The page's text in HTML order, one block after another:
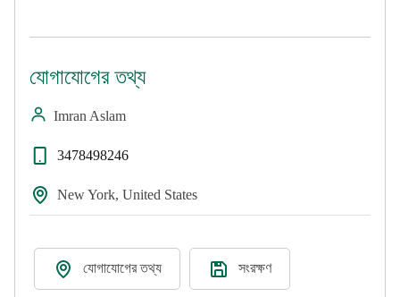
যোগাযোগের তথ্য
Imran Aslam
3478498246
New York, United States
যোগাযোগের তথ্য সংরক্ষণ